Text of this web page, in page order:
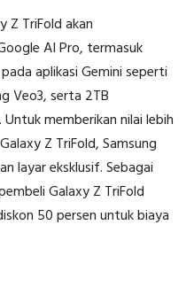
Z TriFold akan
AI Pro, termasuk
aplikasi Gemini seperti
Veo3, serta 2TB
memberikan nilai lebih
Z TriFold, Samsung
layar eksklusif. Sebagai
Galaxy Z TriFold
50 persen untuk biaya